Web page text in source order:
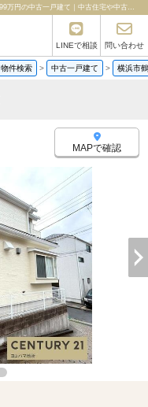
東寺尾東台・中古戸建 神奈川県横浜市鶴見区東寺尾東台｜3,999万円の中古一戸建て｜中古住宅や中古物件情報｜センチュリー21ヨコハマ地所
LINEで相談 問い合わせ
物件検索 > 中古一戸建て > 横浜市
MAPで確認